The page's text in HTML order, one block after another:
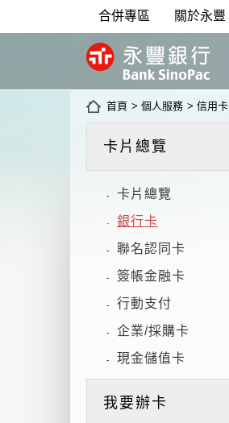
合併專區 關於永豐
首頁 > 個人服務 > 信用卡
卡片總覽
- 卡片總覽
- 銀行卡
- 聯名認同卡
- 簽帳金融卡
- 行動支付
- 企業/採購卡
- 現金儲值卡
我要辦卡